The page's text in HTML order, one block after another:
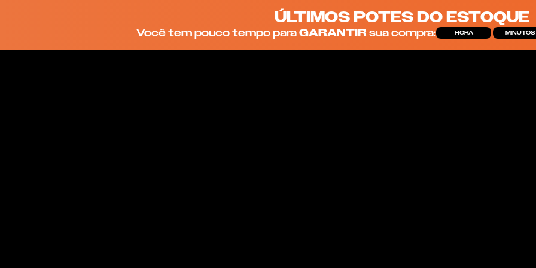
ÚLTIMOS POTES DO ESTOQUE
Você tem pouco tempo paraGARANTIRsua compra: HORA MINUTOS